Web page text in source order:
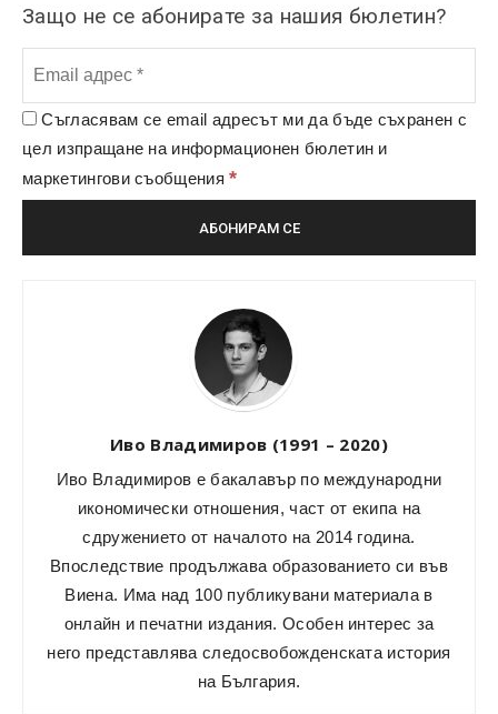
Защо не се абонирате за нашия бюлетин?
Съгласявам се email адресът ми да бъде съхранен с
цел изпращане на информационен бюлетин и
маркетингови съобщения*
Иво Владимиров (1991 – 2020)
Иво Владимиров е бакалавър по международни
икономически отношения, част от екипа на
сдружението от началото на 2014 година.
Впоследствие продължава образованието си във
Виена. Има над 100 публикувани материала в
онлайн и печатни издания. Особен интерес за
него представлява следосвобожденската история
на България.